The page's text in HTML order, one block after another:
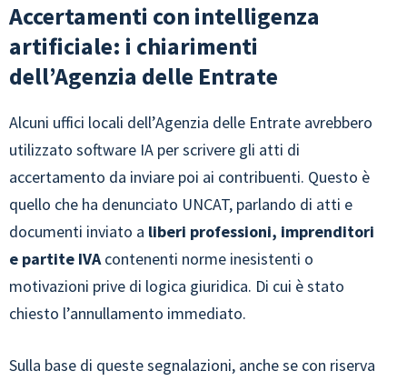
Accertamenti con intelligenza
artificiale: i chiarimenti
dell’Agenzia delle Entrate
Alcuni uffici locali dell’Agenzia delle Entrate avrebbero
utilizzato software IA per scrivere gli atti di
accertamento da inviare poi ai contribuenti. Questo è
quello che ha denunciato UNCAT, parlando di atti e
documenti inviato a liberi professioni, imprenditori
e partite IVAcontenenti norme inesistenti o
motivazioni prive di logica giuridica. Di cui è stato
chiesto l’annullamento immediato.
Sulla base di queste segnalazioni, anche se con riserva